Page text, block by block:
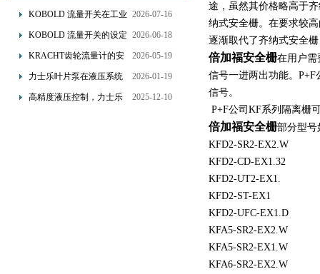
KOBOLD 流量开关在工业
管道水流量监测中的应用
2026-07-16
KOBOLD 流量开关的设定
流量调节与刻度指示
2026-06-18
KRACHT齿轮流量计的安
装要求：直管段、过滤器
2026-05-19
力士乐叶片泵在液压系统
中的应用分析
2026-01-19
高精度液压控制，力士乐
2025-12-10
途，虽然其价格略高于
纳式安全栅。在要求较
逐渐取代了齐纳式安全
倍加福安全栅在用户需
信号一进两出功能。
信号。
P+F公司KF系列隔离栅
倍加福安全栅部分型号
KFD2-SR2-EX2.W
KFD2-CD-EX1.32
KFD2-UT2-EX1.
KFD2-ST-EX1
KFD2-UFC-EX1.D
KFA5-SR2-EX2.W
KFA5-SR2-EX1.W
KFA6-SR2-EX2.W